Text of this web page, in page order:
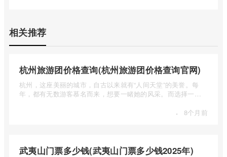
相关推荐
杭州旅游团价格查询(杭州旅游团价格查询官网)
杭州，这座美丽的城市，自古以来就有“人间天堂”的美誉。每
年，都有无数游客慕名而来，想要一睹她的风采。而选择一个
· 8个月前
武夷山门票多少钱(武夷山门票多少钱2025年)